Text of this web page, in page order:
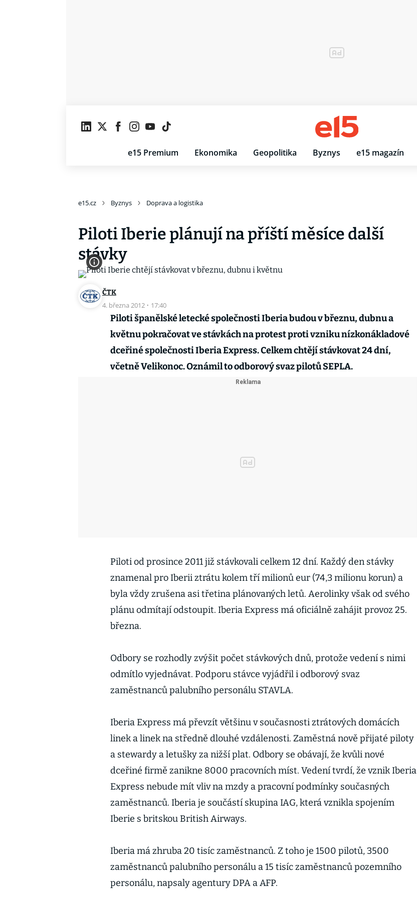
e15 Premium Ekonomika Geopolitika Byznys e15 magazín
e15.cz Byznys Doprava a logistika
Piloti Iberie plánují na příští měsíce další
stávky
ČTK
4. března 2012 · 17:40
Piloti španělské letecké společnosti Iberia budou v březnu, dubnu a
květnu pokračovat ve stávkách na protest proti vzniku nízkonákladové
dceřiné společnosti Iberia Express. Celkem chtějí stávkovat 24 dní,
včetně Velikonoc. Oznámil to odborový svaz pilotů SEPLA.
Piloti od prosince 2011 již stávkovali celkem 12 dní. Každý den stávky
znamenal pro Iberii ztrátu kolem tří milionů eur (74,3 milionu korun) a
byla vždy zrušena asi třetina plánovaných letů. Aerolinky však od svého
plánu odmítají odstoupit. Iberia Express má oficiálně zahájit provoz 25.
března.
Odbory se rozhodly zvýšit počet stávkových dnů, protože vedení s nimi
odmítlo vyjednávat. Podporu stávce vyjádřil i odborový svaz
zaměstnanců palubního personálu STAVLA.
Iberia Express má převzít většinu v současnosti ztrátových domácích
linek a linek na středně dlouhé vzdálenosti. Zaměstná nově přijaté piloty
a stewardy a letušky za nižší plat. Odbory se obávají, že kvůli nové
dceřiné firmě zanikne 8000 pracovních míst. Vedení tvrdí, že vznik Iberia
Express nebude mít vliv na mzdy a pracovní podmínky současných
zaměstnanců. Iberia je součástí skupina IAG, která vznikla spojením
Iberie s britskou British Airways.
Iberia má zhruba 20 tisíc zaměstnanců. Z toho je 1500 pilotů, 3500
zaměstnanců palubního personálu a 15 tisíc zaměstnanců pozemního
personálu, napsaly agentury DPA a AFP.